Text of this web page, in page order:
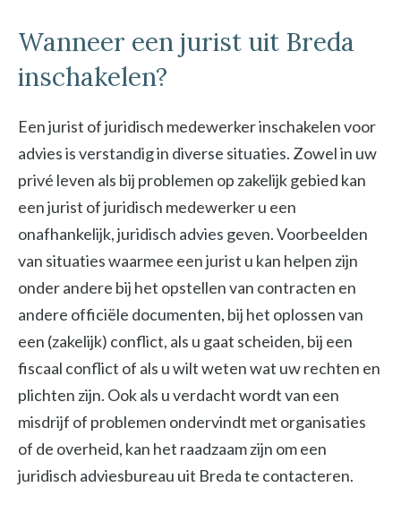
Wanneer een jurist uit Breda
inschakelen?
Een jurist of juridisch medewerker inschakelen voor
advies is verstandig in diverse situaties. Zowel in uw
privé leven als bij problemen op zakelijk gebied kan
een jurist of juridisch medewerker u een
onafhankelijk, juridisch advies geven. Voorbeelden
van situaties waarmee een jurist u kan helpen zijn
onder andere bij het opstellen van contracten en
andere officiële documenten, bij het oplossen van
een (zakelijk) conflict, als u gaat scheiden, bij een
fiscaal conflict of als u wilt weten wat uw rechten en
plichten zijn. Ook als u verdacht wordt van een
misdrijf of problemen ondervindt met organisaties
of de overheid, kan het raadzaam zijn om een
juridisch adviesbureau uit Breda te contacteren.